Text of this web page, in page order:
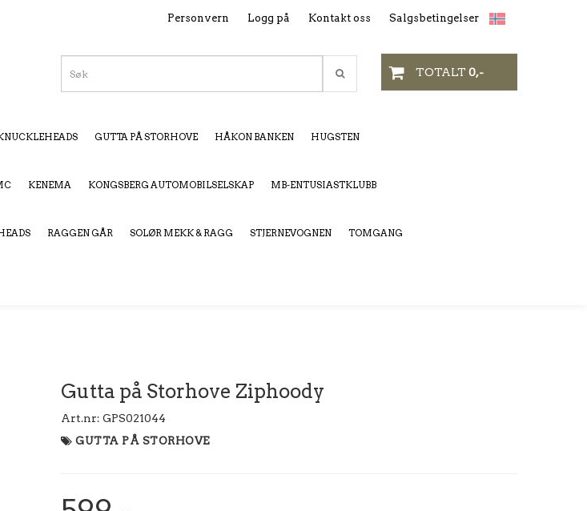
Personvern Logg på Kontakt oss Salgsbetingelser
TOTALT 0,-
GUTTA PÅ STORHOVE HÅKON BANKEN HUGSTEN
KENEMA KONGSBERG AUTOMOBILSELSKAP MB-ENTUSIASTKLUBB
RAGGEN GÅR SOLØR MEKK & RAGG STJERNEVOGNEN TOMGANG
Gutta på Storhove Ziphoody
Art.nr: GPS021044
GUTTA PÅ STORHOVE